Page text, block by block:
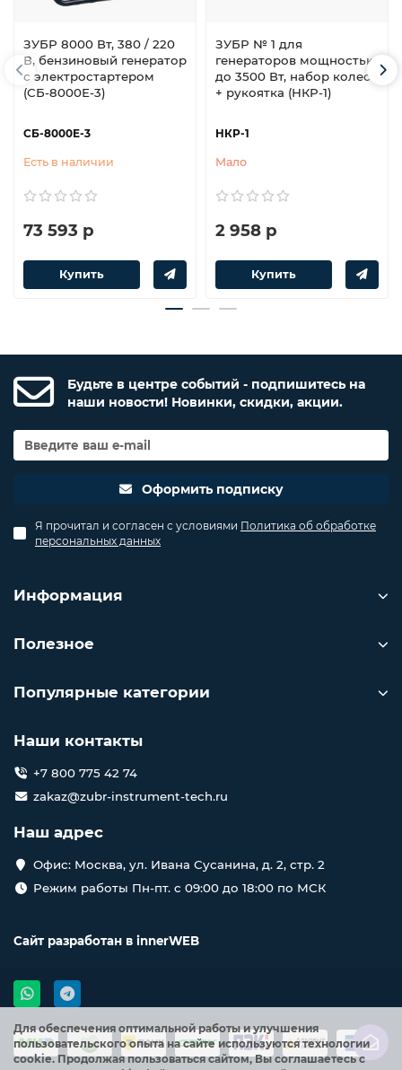
ЗУБР 8000 Вт, 380 / 220
В, бензиновый генератор
с электростартером
(СБ-8000Е-3)
СБ-8000Е-3
Есть в наличии
73 593 р
Купить
ЗУБР № 1 для
генераторов мощностью
до 3500 Вт, набор колес
+ рукоятка (НКР-1)
НКР-1
Мало
2 958 р
Купить
Для обеспечения оптимальной работы и улучшения
пользовательского опыта на сайте используются технологии
cookie. Продолжая пользоваться сайтом, Вы соглашаетесь с
Будьте в центре событий - подпишитесь на
наши новости! Новинки, скидки, акции.
Оформить подписку
Я прочитал и согласен с условиями Политика об обработке
персональных данных
Информация
Полезное
Популярные категории
Наши контакты
+7 800 775 42 74
zakaz@zubr-instrument-tech.ru
Наш адрес
Офис: Москва, ул. Ивана Сусанина, д. 2, стр. 2
Режим работы Пн-пт. с 09:00 до 18:00 по МСК
Сайт разработан в innerWEB